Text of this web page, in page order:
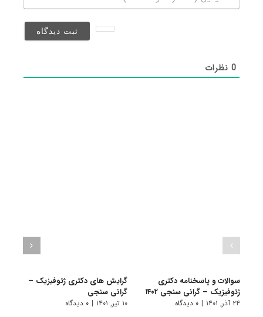
(منتشر
0نظرات
سوالات و پاسخنامه دکتری
ژئوفیزیک – گرانی سنجی ۱۴۰۲
۲۴ آذر, ۱۴۰۱ | ۰ دیدگاه
گرایش های دکتری ژئوفیزیک –
گرانی سنجی
۱۰ تیر, ۱۴۰۱ | ۰ دیدگاه